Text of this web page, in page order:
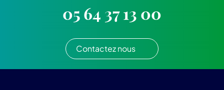
05 64 37 13 00
Contactez nous